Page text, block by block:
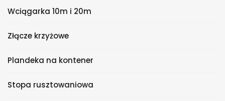
Wciągarka 10m i 20m
Złącze krzyżowe
Plandeka na kontener
Stopa rusztowaniowa